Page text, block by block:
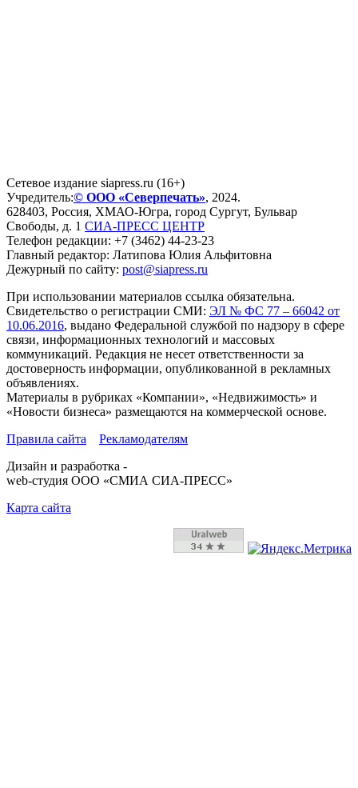
Сетевое издание siapress.ru (16+)
Учредитель:© ООО «Северпечать», 2024.
628403, Россия, ХМАО-Югра, город Сургут, Бульвар
Свободы, д. 1 СИА-ПРЕСС ЦЕНТР
Телефон редакции: +7 (3462) 44-23-23
Главный редактор: Латипова Юлия Альфитовна
Дежурный по сайту: post@siapress.ru
При использовании материалов ссылка обязательна.
Свидетельство о регистрации СМИ: ЭЛ № ФС 77 – 66042 от
10.06.2016, выдано Федеральной службой по надзору в сфере
связи, информационных технологий и массовых
коммуникаций. Редакция не несет ответственности за
достоверность информации, опубликованной в рекламных
объявлениях.
Материалы в рубриках «Компании», «Недвижимость» и
«Новости бизнеса» размещаются на коммерческой основе.
Правила сайта
Рекламодателям
Дизайн и разработка -
web-студия ООО «СМИА СИА-ПРЕСС»
Карта сайта